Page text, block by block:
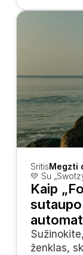
SritisMegzti
💛 Su
Kaip
ženklas,